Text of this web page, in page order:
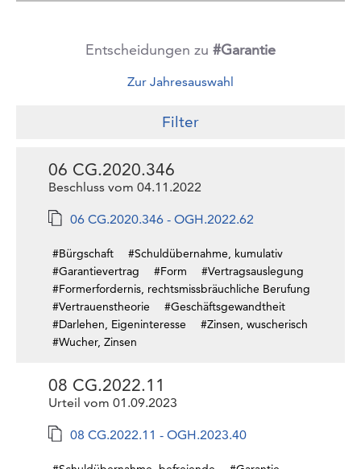
Entscheidungen zu #Garantie
Zur Jahresauswahl
Filter
06 CG.2020.346
Beschluss vom 04.11.2022
06 CG.2020.346 - OGH.2022.62
#Bürgschaft
#Schuldübernahme, kumulativ
#Garantievertrag
#Form
#Vertragsauslegung
#Formerfordernis, rechtsmissbräuchliche Berufung
#Vertrauenstheorie
#Geschäftsgewandtheit
#Darlehen, Eigeninteresse
#Zinsen, wuscherisch
#Wucher, Zinsen
08 CG.2022.11
Urteil vom 01.09.2023
08 CG.2022.11 - OGH.2023.40